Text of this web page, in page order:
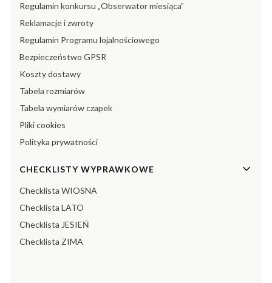
Regulamin konkursu „Obserwator miesiąca”
Reklamacje i zwroty
Regulamin Programu lojalnościowego
Bezpieczeństwo GPSR
Koszty dostawy
Tabela rozmiarów
Tabela wymiarów czapek
Pliki cookies
Polityka prywatności
CHECKLISTY WYPRAWKOWE
Checklista WIOSNA
Checklista LATO
Checklista JESIEŃ
Checklista ZIMA